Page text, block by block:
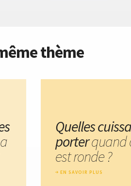
thème
Quelles
porterquand
est ronde ?
EN SAVOIR PLUS